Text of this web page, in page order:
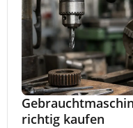
richtig kaufen